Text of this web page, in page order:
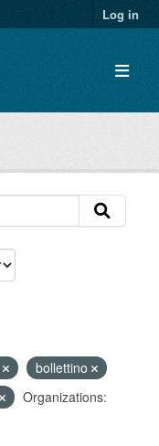
Log in
bollettino
Organizations: